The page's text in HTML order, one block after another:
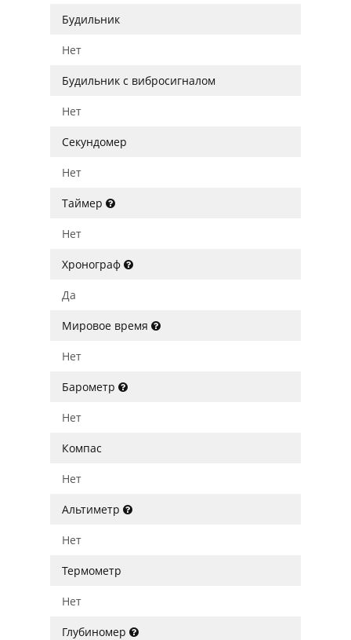
Будильник
Нет
Будильник с вибросигналом
Нет
Секундомер
Нет
Таймер
Нет
Хронограф
Да
Мировое время
Нет
Барометр
Нет
Компас
Нет
Альтиметр
Нет
Термометр
Нет
Глубиномер